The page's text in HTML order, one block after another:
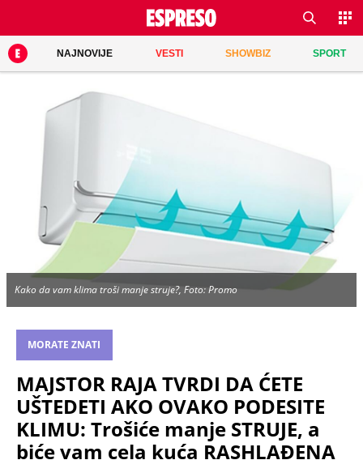
NAJNOVIJE VESTI SHOWBIZ SPORT
Kako da vam klima troši manje struje?, Foto: Promo
MORATE ZNATI
MAJSTOR RAJA TVRDI DA ĆETE
UŠTEDETI AKO OVAKO PODESITE
KLIMU: Trošiće manje STRUJE, a
biće vam cela kuća RASHLAĐENA